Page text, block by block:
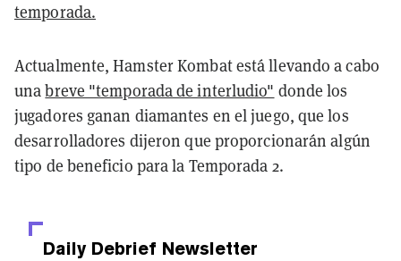
temporada.
Actualmente, Hamster Kombat está llevando a cabo
unabreve "temporada de interludio" donde los
jugadores ganan diamantes en el juego, que los
desarrolladores dijeron que proporcionarán algún
tipo de beneficio para la Temporada 2.
Daily Debrief Newsletter